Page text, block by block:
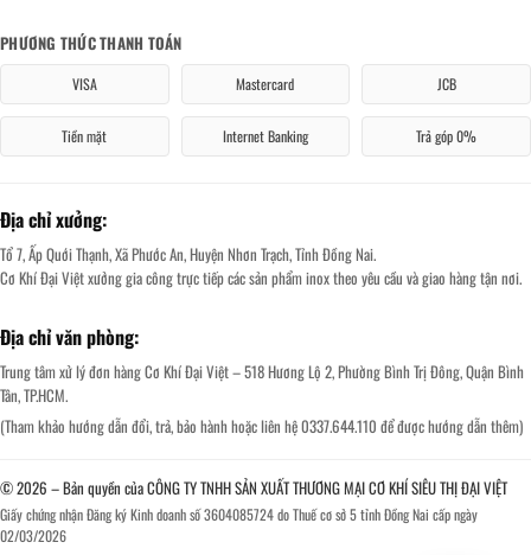
PHƯƠNG THỨC THANH TOÁN
VISA Mastercard JCB
Tiền mặt Internet Banking Trả góp 0%
Địa chỉ xưởng:
Tổ 7, Ấp Quới Thạnh, Xã Phước An, Huyện Nhơn Trạch, Tỉnh Đồng Nai.
Cơ Khí Đại Việt xưởng gia công trực tiếp các sản phẩm inox theo yêu cầu và giao hàng tận nơi.
Địa chỉ văn phòng:
Trung tâm xử lý đơn hàng Cơ Khí Đại Việt – 518 Hương Lộ 2, Phường Bình Trị Đông, Quận Bình
Tân, TP.HCM.
(Tham khảo hướng dẫn đổi, trả, bảo hành hoặc liên hệ 0337.644.110 để được hướng dẫn thêm)
© 2026 – Bản quyền của CÔNG TY TNHH SẢN XUẤT THƯƠNG MẠI CƠ KHÍ SIÊU THỊ ĐẠI VIỆT
Giấy chứng nhận Đăng ký Kinh doanh số 3604085724 do Thuế cơ sở 5 tỉnh Đồng Nai cấp ngày
02/03/2026